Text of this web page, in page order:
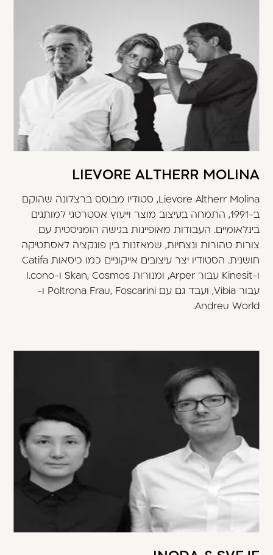
LIEVORE ALTHERR MOLINA
Lievore Altherr Molina, סטודיו מבוסס ברצלונה שהוקם
ב-1991, התמחה בעיצוב מוצר וייעוץ אסטרטגי למותגים
בינלאומיים. העבודות מאופיינות בגישה הומניסטית עם
צורות טהורות ונצחיות, שמאזנות בין פונקציה לאסתטיקה
חושנית. הסטודיו יצר עיצובים אייקוניים כמו כיסאות Catifa
ו-Kinesit עבור Arper, ומנורות Skan, Cosmos ו-I.cono
עבור Vibia, ועבד גם עם Poltrona Frau, Foscarini ו-
Andreu World.